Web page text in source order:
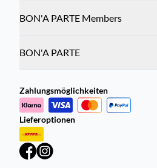
BON'A PARTE Members
BON'A PARTE
Zahlungsmöglichkeiten
Lieferoptionen